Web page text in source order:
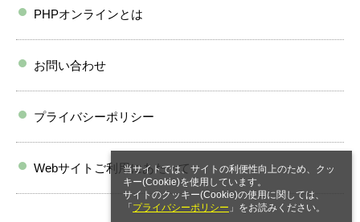
当サイトでは、サイトの利便性向上のため、クッ
キー(Cookie)を使用しています。
サイトのクッキー(Cookie)の使用に関しては、
「 プライバシーポリシー 」をお読みください。
PHPオンラインとは
お問い合わせ
プライバシーポリシー
Webサイトご利用にあたって